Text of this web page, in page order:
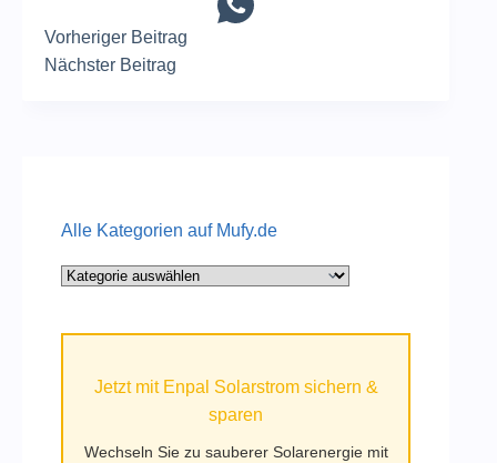
Vorheriger Beitrag
Nächster Beitrag
Alle Kategorien auf Mufy.de
Alle
Jetzt mit Enpal Solarstrom sichern &
sparen
Wechseln Sie zu sauberer Solarenergie mit